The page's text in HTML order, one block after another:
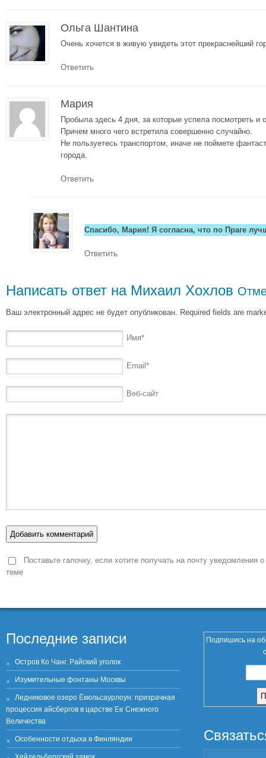
Ольга Шантина
Очень хочется в живую увидеть этот прекраснейший
Ответить
Мария
Пробыла здесь 4 дня, за которые успела посмотреть и
Причем много чего встретила совершенно случайно.
Не пользуетесь транспортом, иначе не поймете
города.
Ответить
Спасибо, Мария! Я согласна, что по Праге
Ответить
Написать ответ на Михаил Хохлов
Ваш электронный адрес не будет опубликован. Required fields are
Имя*
Email *
Веб-сайт
Поставьте галочку, если хотите получать на почту уведомления
теме
Последние записи
Остров Ко Чанг. Райский уголок
Изумительные фонтаны Москвы
Ледниковое озеро Ёкюльсаурлоун: призрачная
процессия айсбергов в царстве Ее Снежного
Величества
Особенности отдыха в Финляндии
Подпишись на